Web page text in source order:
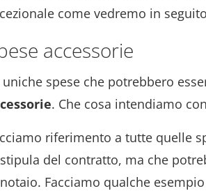
come vedremo in
accessorie
uniche spese che potrebbero
. Che cosa intendiamo
riferimento a tutte quelle
del contratto, ma che
Facciamo qualche